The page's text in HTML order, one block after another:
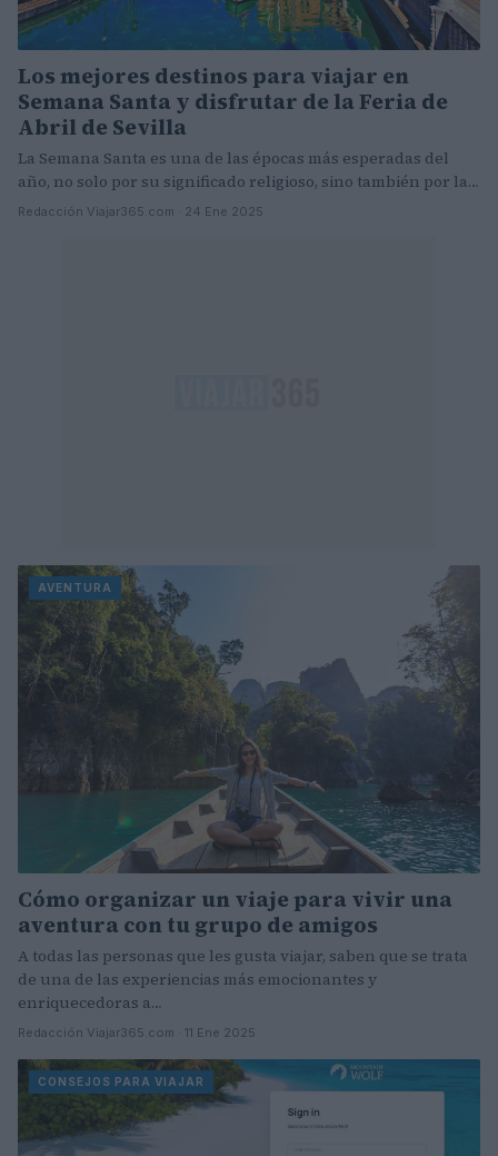
Los mejores destinos para viajar en
Semana Santa y disfrutar de la Feria de
Abril de Sevilla
La Semana Santa es una de las épocas más esperadas del
año, no solo por su significado religioso, sino también por la…
Redacción Viajar365.com · 24 Ene 2025
AVENTURA
Cómo organizar un viaje para vivir una
aventura con tu grupo de amigos
A todas las personas que les gusta viajar, saben que se trata
de una de las experiencias más emocionantes y
enriquecedoras a…
Redacción Viajar365.com · 11 Ene 2025
CONSEJOS PARA VIAJAR